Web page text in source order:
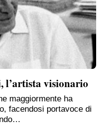
l’artista visionario
maggiormente ha
facendosi portavoce di